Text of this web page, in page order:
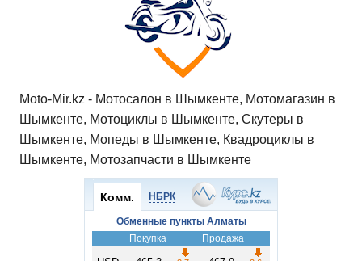
Moto-Mir.kz - Мотосалон в Шымкенте, Мотомагазин в
Шымкенте, Мотоциклы в Шымкенте, Скутеры в
Шымкенте, Мопеды в Шымкенте, Квадроциклы в
Шымкенте, Мотозапчасти в Шымкенте